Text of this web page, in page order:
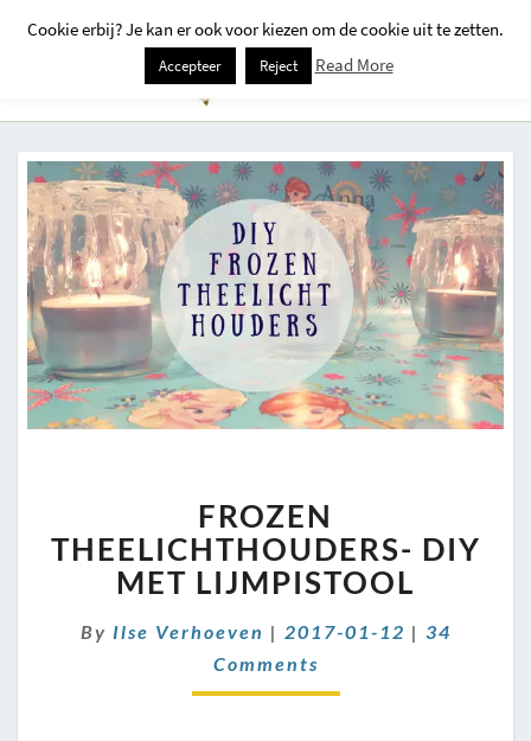
THEELICHTHOUDERS-
DIY
MET
LIJMPISTOOL
FROZEN
THEELICHTHOUDERS- DIY
MET LIJMPISTOOL
By Ilse Verhoeven | 2017-01-12 | Comments
34
Comments
Cookie erbij? Je kan er ook voor kiezen om de cookie uit te zetten.
Accepteer Reject Read More